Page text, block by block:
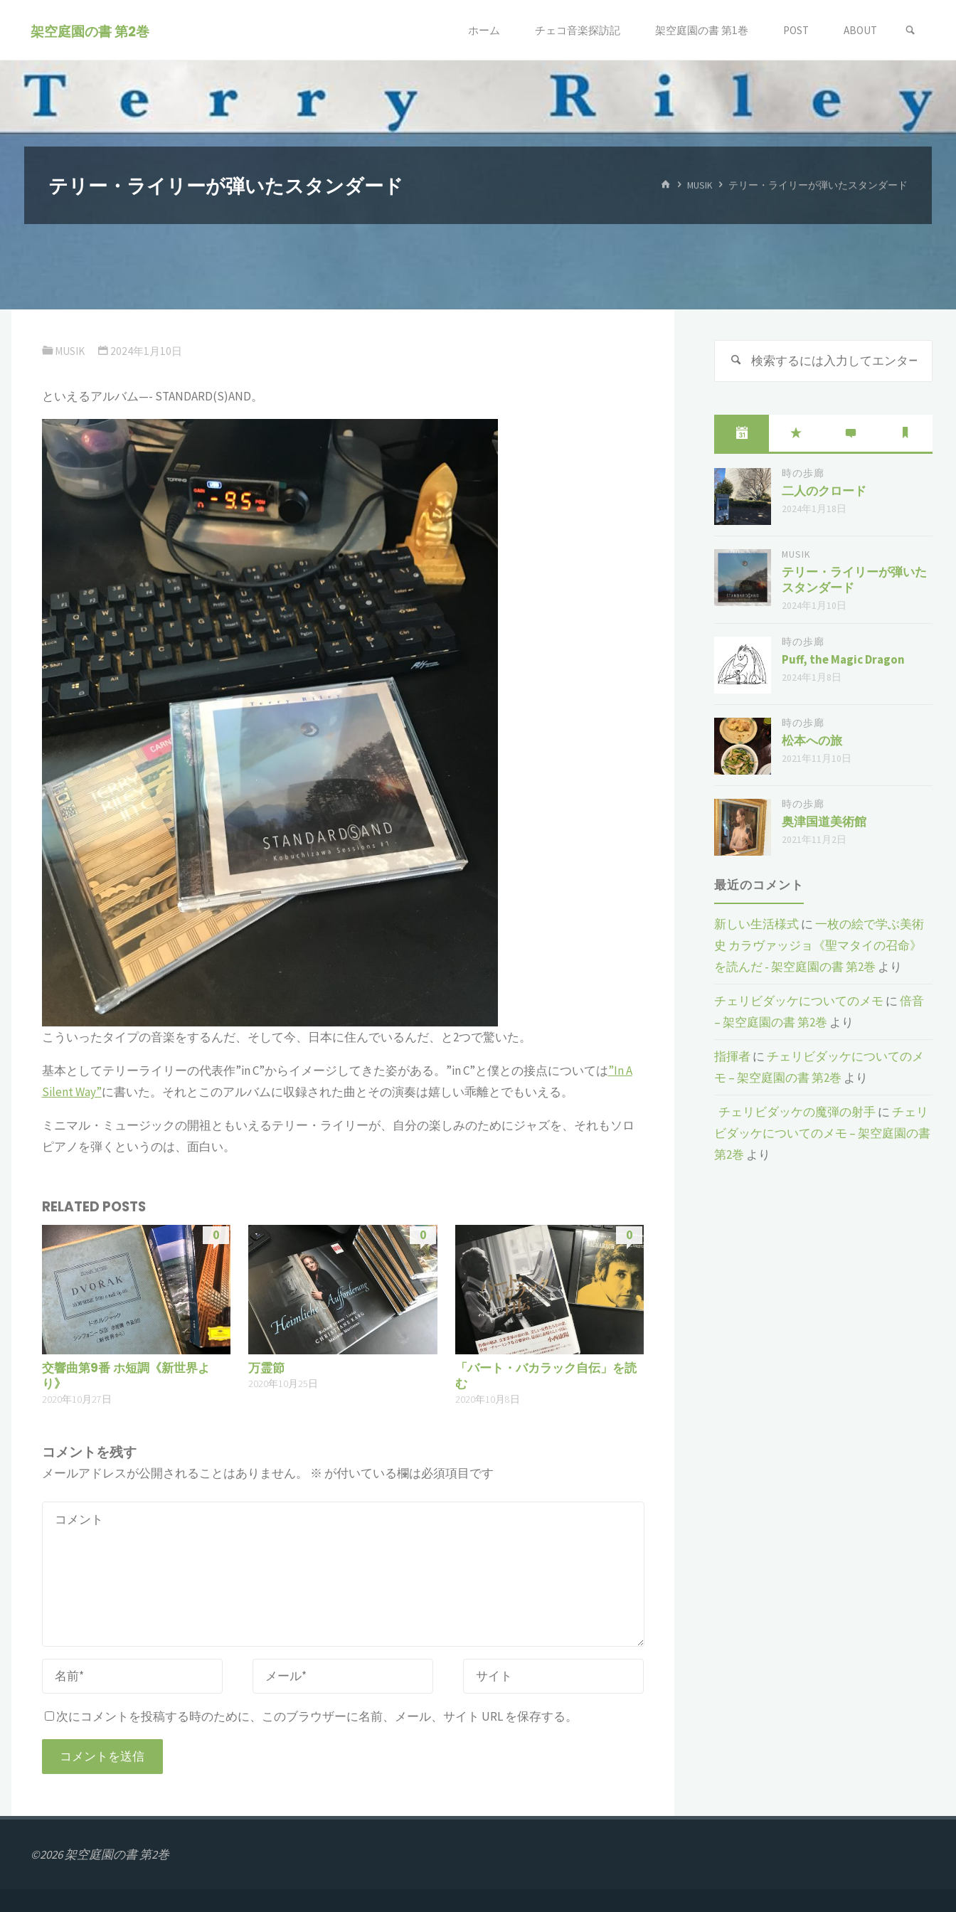
ス
架空庭園の書 第2巻 ホーム チェコ音楽探訪記 架空庭園の書 第1巻 POST ABOUT
テリー・ライリーが弾いたスタンダード
ホ MUSIK テリー・ライリーが弾いたスタンダード
MUSIK 2024年1月10日
といえるアルバム—- STANDARD(S)AND。
こういったタイプの音楽をするんだ、そして今、日本に住んでいるんだ、と2つで驚いた。
基本としてテリーライリーの代表作”in C”からイメージしてきた姿がある。”in C”と僕との接点については”In A
Silent Way”に書いた。それとこのアルバムに収録された曲とその演奏は嬉しい乖離とでもいえる。
ミニマル・ミュージックの開祖ともいえるテリー・ライリーが、自分の楽しみのためにジャズを、それもソロ
ピアノを弾くというのは、面白い。
RELATED POSTS
0
交響曲第9番 ホ短調《新世界よ
り》
2020年10月27日
0
万霊節
2020年10月25日
0
「バート・バカラック自伝」を読
む
2020年10月8日
コメントを残す
メールアドレスが公開されることはありません。 ※ が付いている欄は必須項目です
次にコメントを投稿する時のために、このブラウザーに名前、メール、サイト URL を保存する。
検
時の歩廊
二人のクロード
2024年1月18日
MUSIK
テリー・ライリーが弾いた
スタンダード
2024年1月10日
時の歩廊
Puff, the Magic Dragon
2024年1月8日
時の歩廊
松本への旅
2021年11月10日
時の歩廊
奥津国道美術館
2021年11月2日
最近のコメント
新しい生活様式に一枚の絵で学ぶ美術
史 カラヴァッジョ《聖マタイの召命》
を読んだ - 架空庭園の書 第2巻 より
チェリビダッケについてのメモ に倍音
– 架空庭園の書 第2巻 より
指揮者に チェリビダッケについてのメ
モ – 架空庭園の書 第2巻 より
チェリビダッケの魔弾の射手に チェリ
ビダッケについてのメモ – 架空庭園の書
第2巻 より
©2026 架空庭園の書 第2巻